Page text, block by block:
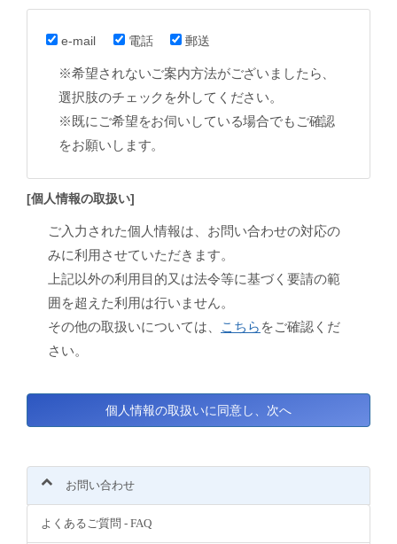
e-mail 電話 郵送
※希望されないご案内方法がございましたら、
選択肢のチェックを外してください。
※既にご希望をお伺いしている場合でもご確認
をお願いします。
[個人情報の取扱い]
ご入力された個人情報は、お問い合わせの対応の
みに利用させていただきます。
上記以外の利用目的又は法令等に基づく要請の範
囲を超えた利用は行いません。
その他の取扱いについては、
こちら をご確認くだ
さい。
お問い合わせ
よくあるご質問 - FAQ